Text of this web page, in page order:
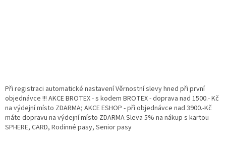
Při registraci automatické nastavení Věrnostní slevy hned při první
objednávce !!! AKCE BROTEX - s kodem BROTEX - doprava nad 1500.- Kč
na výdejní místo ZDARMA; AKCE ESHOP - při objednávce nad 3900.-Kč
máte dopravu na výdejní místo ZDARMA Sleva 5% na nákup s kartou
SPHERE, CARD, Rodinné pasy, Senior pasy